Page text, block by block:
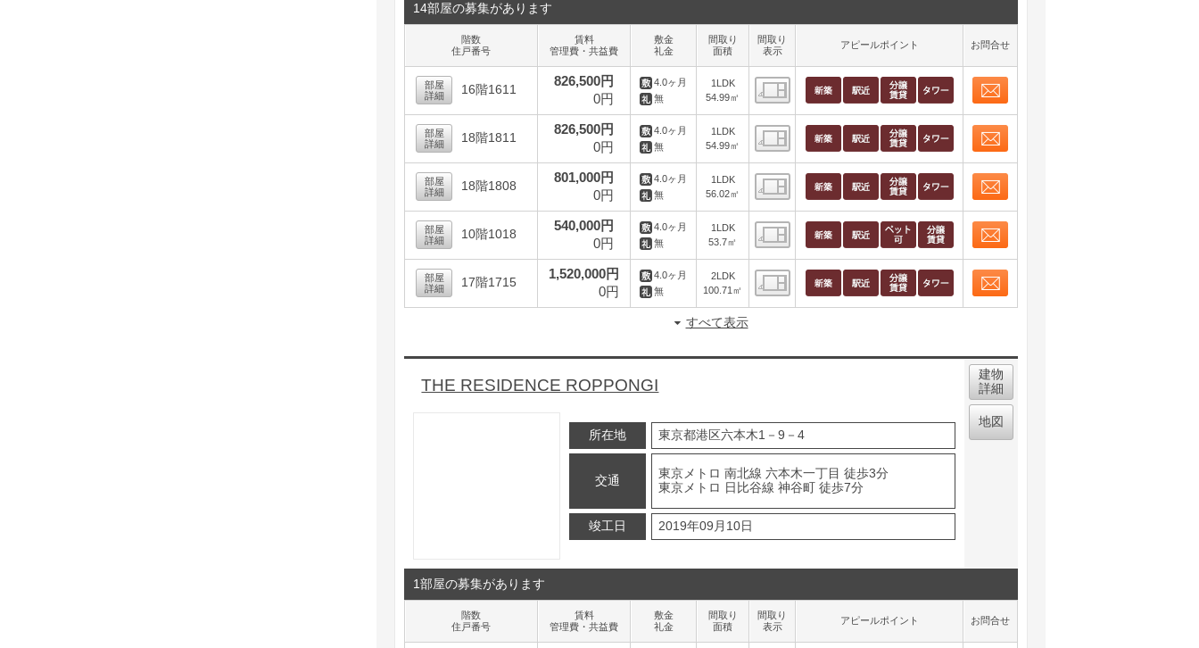
14部屋の募集があります
階数
住戸番号
賃料
管理費・共益費
敷金
礼金
間取り
面積
間取り
表示
アピールポイント お問合せ
部屋
詳細
16階1611
826,500円
0円
4.0ヶ月
無
1LDK
54.99㎡
間取り表示
部屋
詳細
18階1811
826,500円
0円
4.0ヶ月
無
1LDK
54.99㎡
間取り表示
部屋
詳細
18階1808
801,000円
0円
4.0ヶ月
無
1LDK
56.02㎡
間取り表示
部屋
詳細
10階1018
540,000円
0円
4.0ヶ月
無
1LDK
53.7㎡
間取り表示
部屋
詳細
17階1715
1,520,000円
0円
4.0ヶ月
無
2LDK
100.71㎡
間取り表示
すべて表示
THE RESIDENCE ROPPONGI
所在地 東京都港区六本木1－9－4
交通
東京メトロ 南北線 六本木一丁目 徒歩3分
東京メトロ 日比谷線 神谷町 徒歩7分
竣工日 2019年09月10日
建物
詳細
地図
1部屋の募集があります
階数
住戸番号
賃料
管理費・共益費
敷金
礼金
間取り
面積
間取り
表示
アピールポイント お問合せ